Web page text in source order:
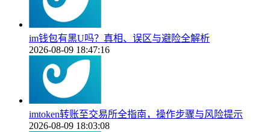
im钱包有黑U吗？真相、误区与避险全解析
2026-08-09 18:47:16
imtoken转账至交易所全指南，操作步骤与风险提示
2026-08-09 18:03:08